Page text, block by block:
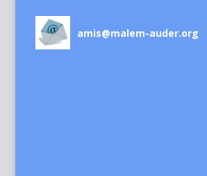
amis@malem-auder.org